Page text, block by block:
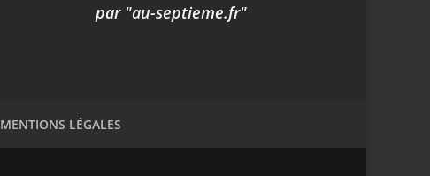
par "au-septieme.fr"
MENTIONS LÉGALES